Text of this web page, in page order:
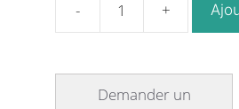
réfrigérée